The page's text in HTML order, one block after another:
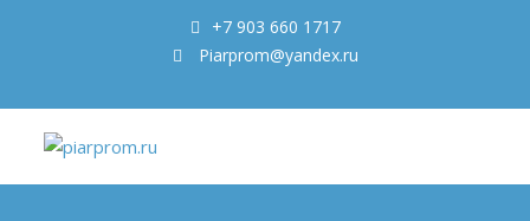
+7 903 660 1717
Piarprom@yandex.ru